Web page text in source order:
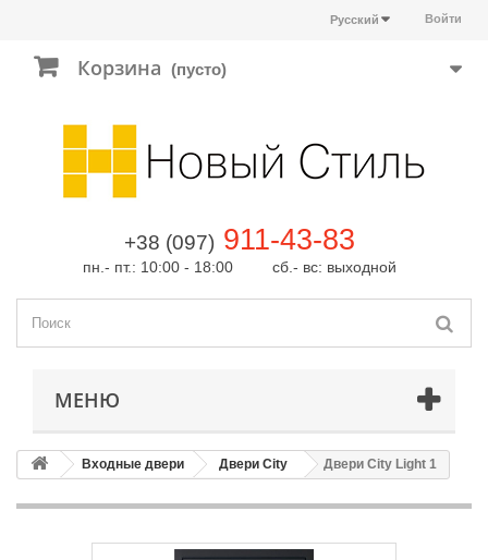
Войти
Русский
Корзина (пусто)
+38 (097) 911-43-83
пн.- пт.: 10:00 - 18:00 сб.- вс: выходной
МЕНЮ
Входные двери Двери City Двери City Light 1